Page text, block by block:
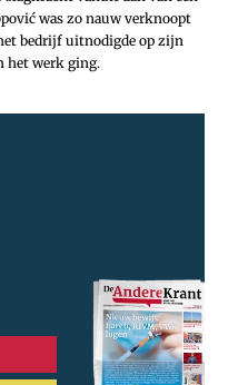
was zo nauw verknoopt
bedrijf uitnodigde op zijn
het werk ging.